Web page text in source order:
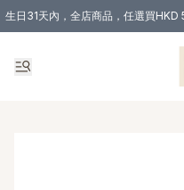
生日31天內，全店商品，任選買
購物滿 HKD 300.00即享免運費優惠